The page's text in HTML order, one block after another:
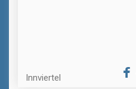
Innviertel